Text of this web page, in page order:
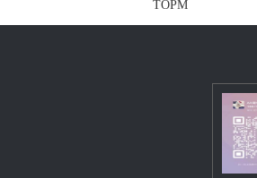
TOPM